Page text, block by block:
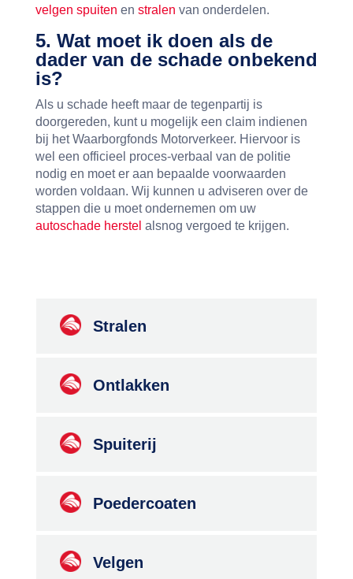
velgen spuiten en stralen van onderdelen.
5. Wat moet ik doen als de
dader van de schade onbekend
is?
Als u schade heeft maar de tegenpartij is
doorgereden, kunt u mogelijk een claim indienen
bij het Waarborgfonds Motorverkeer. Hiervoor is
wel een officieel proces-verbaal van de politie
nodig en moet er aan bepaalde voorwaarden
worden voldaan. Wij kunnen u adviseren over de
stappen die u moet ondernemen om uw
autoschade herstel alsnog vergoed te krijgen.
Stralen
Ontlakken
Spuiterij
Poedercoaten
Velgen